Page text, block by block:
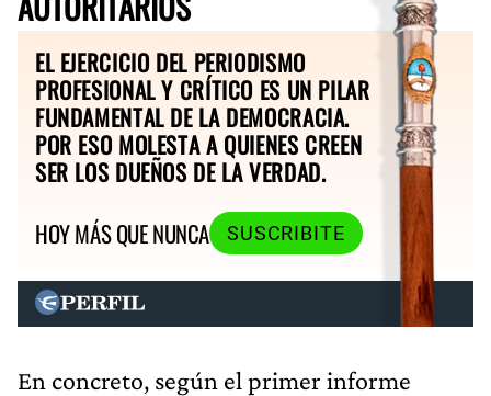
EL EJERCICIO DEL PERIODISMO
PROFESIONAL Y CRÍTICO ES UN PILAR
FUNDAMENTAL DE LA DEMOCRACIA.
POR ESO MOLESTA A QUIENES CREEN
SER LOS DUEÑOS DE LA VERDAD.
HOY MÁS QUE NUNCA
SUSCRIBITE
En concreto, según el primer informe